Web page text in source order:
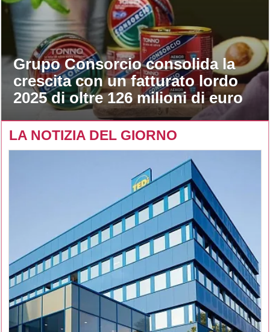
Grupo Consorcio consolida la
crescita con un fatturato lordo
2025 di oltre 126 milioni di euro
LA NOTIZIA DEL GIORNO